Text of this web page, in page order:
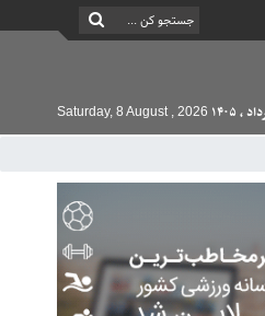
Saturday, 8 August , 2026